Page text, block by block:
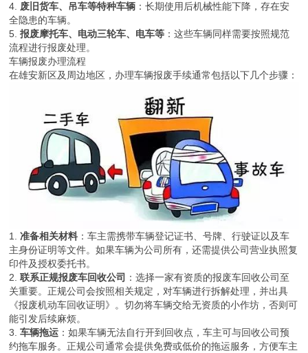
4. 废旧货车、吊车等特种车辆 ：长期使用后机械性能下降，存在安
全隐患的车辆。
5.报废摩托车、电动三轮车、电车等 ：这些车辆同样需要按照规范
流程进行报废处理。
车辆报废办理流程
在雄安新区及周边地区，办理车辆报废手续通常包括以下几个步骤：
1.准备相关材料 ：车主需携带车辆登记证书、号牌、行驶证以及车
主身份证明等文件。如果车辆为公司所有，还需提供公司营业执照复
印件及授权委托书。
2.联系正规报废车回收公司 ：选择一家有资质的报废车回收公司至
关重要。正规公司会按照相关规定，对车辆进行拆解处理，并出具
《报废机动车回收证明》。切勿将车辆交给无资质的小作坊，否则可
能引发后续麻烦。
3.车辆拖运 ：如果车辆无法自行开到回收点，车主可与回收公司预
约拖车服务。正规公司通常会提供免费或低价的拖运服务，方便车主